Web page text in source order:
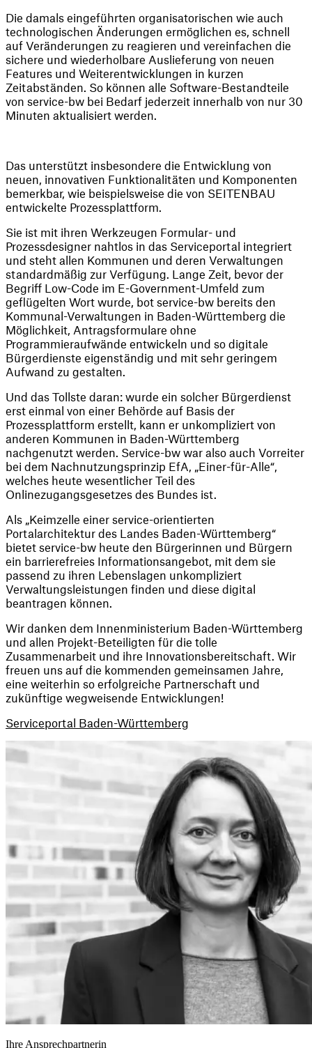
Die damals eingeführten organisatorischen wie auch
technologischen Änderungen ermöglichen es, schnell
auf Veränderungen zu reagieren und vereinfachen die
sichere und wiederholbare Auslieferung von neuen
Features und Weiterentwicklungen in kurzen
Zeitabständen. So können alle Software-Bestandteile
von service-bw bei Bedarf jederzeit innerhalb von nur 30
Minuten aktualisiert werden.
Das unterstützt insbesondere die Entwicklung von
neuen, innovativen Funktionalitäten und Komponenten
bemerkbar, wie beispielsweise die von SEITENBAU
entwickelte Prozessplattform.
Sie ist mit ihren Werkzeugen Formular- und
Prozessdesigner nahtlos in das Serviceportal integriert
und steht allen Kommunen und deren Verwaltungen
standardmäßig zur Verfügung. Lange Zeit, bevor der
Begriff Low-Code im E-Government-Umfeld zum
geflügelten Wort wurde, bot service-bw bereits den
Kommunal-Verwaltungen in Baden-Württemberg die
Möglichkeit, Antragsformulare ohne
Programmieraufwände entwickeln und so digitale
Bürgerdienste eigenständig und mit sehr geringem
Aufwand zu gestalten.
Und das Tollste daran: wurde ein solcher Bürgerdienst
erst einmal von einer Behörde auf Basis der
Prozessplattform erstellt, kann er unkompliziert von
anderen Kommunen in Baden-Württemberg
nachgenutzt werden. Service-bw war also auch Vorreiter
bei dem Nachnutzungsprinzip EfA, „Einer-für-Alle“,
welches heute wesentlicher Teil des
Onlinezugangsgesetzes des Bundes ist.
Als „Keimzelle einer service-orientierten
Portalarchitektur des Landes Baden-Württemberg“
bietet service-bw heute den Bürgerinnen und Bürgern
ein barrierefreies Informationsangebot, mit dem sie
passend zu ihren Lebenslagen unkompliziert
Verwaltungsleistungen finden und diese digital
beantragen können.
Wir danken dem Innenministerium Baden-Württemberg
und allen Projekt-Beteiligten für die tolle
Zusammenarbeit und ihre Innovationsbereitschaft. Wir
freuen uns auf die kommenden gemeinsamen Jahre,
eine weiterhin so erfolgreiche Partnerschaft und
zukünftige wegweisende Entwicklungen!
Serviceportal Baden-Württemberg
Ihre Ansprechpartnerin